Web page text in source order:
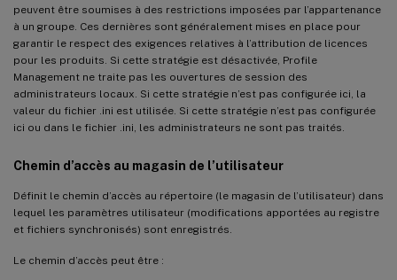
peuvent être soumises à des restrictions imposées par l’appartenance
à un groupe. Ces dernières sont généralement mises en place pour
garantir le respect des exigences relatives à l’attribution de licences
pour les produits. Si cette stratégie est désactivée, Profile
Management ne traite pas les ouvertures de session des
administrateurs locaux. Si cette stratégie n’est pas configurée ici, la
valeur du fichier .ini est utilisée. Si cette stratégie n’est pas configurée
ici ou dans le fichier .ini, les administrateurs ne sont pas traités.
Chemin d’accès au magasin de l’utilisateur
Définit le chemin d’accès au répertoire (le magasin de l’utilisateur) dans
lequel les paramètres utilisateur (modifications apportées au registre
et fichiers synchronisés) sont enregistrés.
Le chemin d’accès peut être :